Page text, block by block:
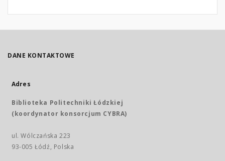
DANE KONTAKTOWE
Adres
Biblioteka Politechniki Łódzkiej
(koordynator konsorcjum CYBRA)
ul. Wólczańska 223
93-005 Łódź, Polska